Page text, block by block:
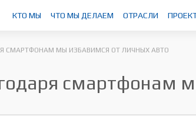
КТО МЫ ЧТО МЫ ДЕЛАЕМ ОТРАСЛИ
СМАРТФОНАМ МЫ ИЗБАВИМСЯ ОТ ЛИЧНЫХ АВТО
смартфонам